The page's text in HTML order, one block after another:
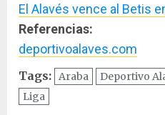
El Alavés vence al Betis
Referencias:
deportivoalaves.com
Tags: Araba Deportivo
Liga